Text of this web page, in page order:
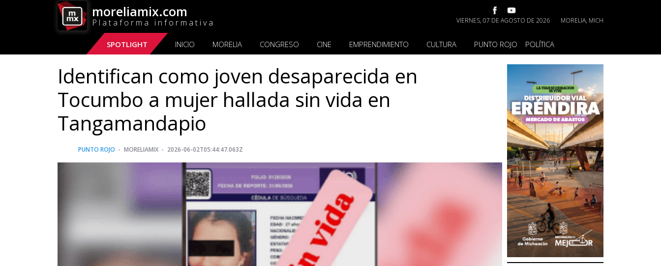
moreliamix.com
Plataforma informativa VIERNES, 07 DE AGOSTO DE 2026 MORELIA, MICH
SPOTLIGHT INICIO MORELIA CONGRESO CINE EMPRENDIMIENTO CULTURA PUNTO ROJO POLÍTICA
Identifican como joven desaparecida en
Tocumbo a mujer hallada sin vida en
Tangamandapio
PUNTO ROJO MORELIAMIX 2026-06-02T05:44:47.063Z